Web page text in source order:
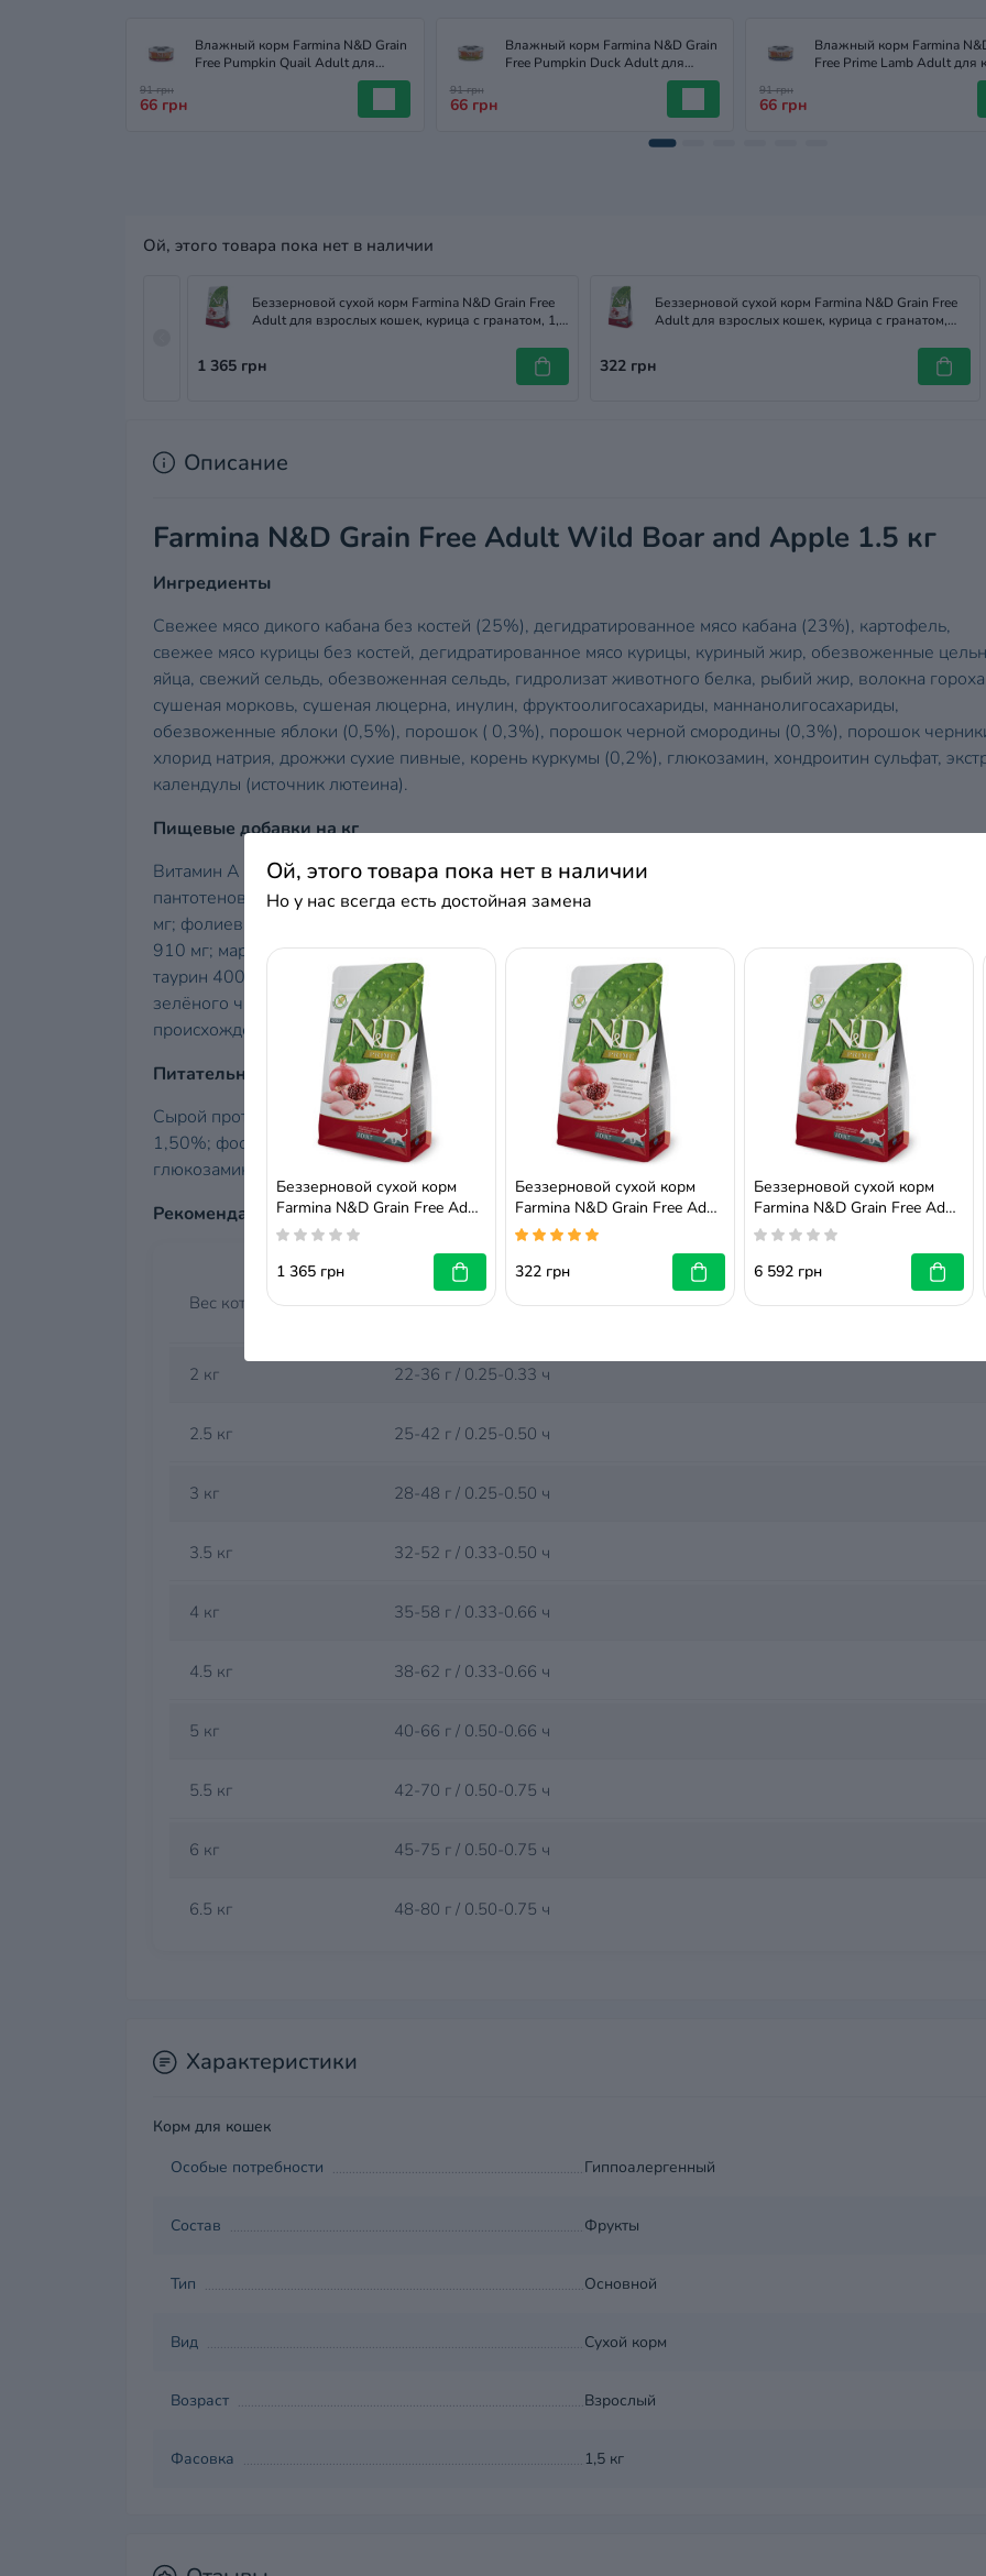
Влажный корм Farmina N&D Grain
Free Pumpkin Quail Adult для
кошек с перепелом и тыквой, 70 г
91 грн
66 грн
Влажный корм Farmina N&D Grain
Free Pumpkin Duck Adult для
кошек с уткой и тыквой, 70
91 грн
66 грн
Влажный корм Farmina
Free Prime Lamb Adult для
с ягненком и черникой, 70
91 грн
66 грн
Ой, этого товара пока нет в наличии
Беззерновой сухой корм Farmina N&D Grain Free
Adult для взрослых кошек, курица с гранатом, 1,5
1 365 грн
Беззерновой сухой корм Farmina N&D Grain Free
Adult для взрослых кошек, курица с гранатом,
322 грн
Описание
Farmina N&D Grain Free Adult Wild Boar and Apple 1.5 кг
Ингредиенты
Свежее мясо дикого кабана без костей (25%), дегидратированное мясо кабана (23%), картофель,
свежее мясо курицы без костей, дегидратированное мясо курицы, куриный жир, обезвоженные
яйца, свежий сельдь, обезвоженная сельдь, гидролизат животного белка, рыбий жир, волокна
сушеная морковь, сушеная люцерна, инулин, фруктоолигосахариды, маннанолигосахариды,
обезвоженные яблоки (0,5%), порошок ( 0,3%), порошок черной смородины (0,3%), порошок
хлорид натрия, дрожжи сухие пивные, корень куркумы (0,2%), глюкозамин, хондроитин сульфат,
календулы (источник лютеина).
Пищевые добавки на кг
Витамин А 18000МЕ; витамин D3 1200МЕ; витамин Е 600 мг; витамин С 300 мг; витамин РР 150 мг;
пантотеновая кислота 50 мг; витамин В2 – 20 мг; витамин В6 8,1 мг; витамин В1 – 10 мг; витамин Н 1,5
мг; фолиевая кислота 1,5 мг; витамин В12 – 0,1 мг; холина хлорид 2500 мг; бета-каротин 1,5 мг; цинк
910 мг; марганец 380 мг; железо 250 мг; медь 88 мг; селенометионин 0,40 мг; DL-метионин 5000 мг;
таурин 4000 мг; L-карнитин 300 мг. Специальные добавки: алоэ вера экстракт 1000 мг; экстракт
зелёного чая 100 мг; экстракт розмарина. Антиоксиданты: токоферол из экстрактов натурального
происхождения.
Питательные вещества
Сырой протеин 44,00%; сырой жир и масла 20,00%; сырая клетчатка 1,80%; сырая зола 8,70%;
1,50%; фосфор 1,30%; магний 0,09%; Омега-6 3,40%; Омега-3 0,90%; DHA 0,50%; EPA 0,30%;
глюкозамин 1200 мг/кг; хондроитин сульфат 900 мг/кг.
Рекомендации по кормлению
Вес кота
Рекомендуемая дневная дозировка
2 кг 22-36 г / 0.25-0.33 ч
2.5 кг 25-42 г / 0.25-0.50 ч
3 кг 28-48 г / 0.25-0.50 ч
3.5 кг 32-52 г / 0.33-0.50 ч
4 кг 35-58 г / 0.33-0.66 ч
4.5 кг 38-62 г / 0.33-0.66 ч
5 кг 40-66 г / 0.50-0.66 ч
5.5 кг 42-70 г / 0.50-0.75 ч
6 кг 45-75 г / 0.50-0.75 ч
6.5 кг 48-80 г / 0.50-0.75 ч
Характеристики
Корм для кошек
Особые потребности
Гиппоалергенный
Состав Фрукты
Тип Основной
Вид Сухой корм
Возраст Взрослый
Фасовка 1,5 кг
Ой, этого товара пока нет в наличии
Но у нас всегда есть достойная замена
Беззерновой сухой корм
Farmina N&D Grain Free Adult
для взрослых кошек, курица
1 365 грн
Беззерновой сухой корм
Farmina N&D Grain Free Adult
для взрослых кошек, курица
322 грн
Беззерновой сухой корм
Farmina N&D Grain Free Adult
для взрослых кошек, курица
6 592 грн